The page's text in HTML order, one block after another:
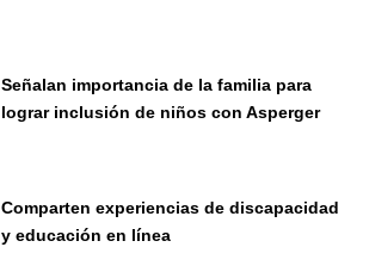
Señalan importancia de la familia para
lograr inclusión de niños con Asperger
Comparten experiencias de discapacidad
y educación en línea